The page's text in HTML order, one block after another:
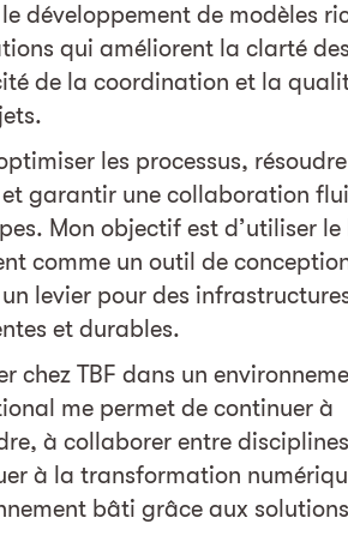
développement de modèles
qui améliorent la clarté
de la coordination et la
les processus,
garantir une collaboration
Mon objectif est d’utiliser le
comme un outil de
levier pour des
et durables.
chez TBF dans un
me permet de continuer à
à collaborer entre
à la transformation
bâti grâce aux